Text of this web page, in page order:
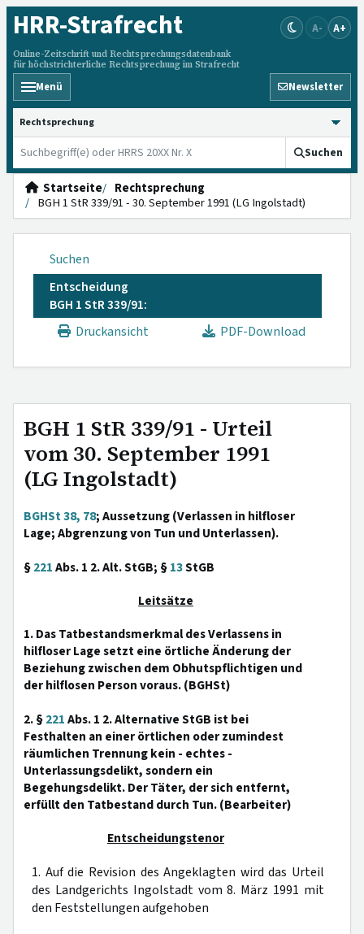
HRR-Strafrecht
Online-Zeitschrift und Rechtsprechungsdatenbank
für höchstrichterliche Rechtsprechung im Strafrecht
A- A+
Menü Newsletter
HRRS durchsuchen
Suchen
Startseite
Rechtsprechung
BGH 1 StR 339/91 - 30. September 1991 (LG Ingolstadt)
Suchen
Entscheidung
BGH 1 StR 339/91:
Druckansicht
PDF-Download
BGH 1 StR 339/91 - Urteil
vom 30. September 1991
(LG Ingolstadt)
BGHSt 38, 78; Aussetzung (Verlassen in hilfloser
Lage; Abgrenzung von Tun und Unterlassen).
§221Abs. 1 2. Alt. StGB; §13StGB
Leitsätze
1. Das Tatbestandsmerkmal des Verlassens in
hilfloser Lage setzt eine örtliche Änderung der
Beziehung zwischen dem Obhutspflichtigen und
der hilflosen Person voraus. (BGHSt)
2. §221Abs. 1 2. Alternative StGB ist bei
Festhalten an einer örtlichen oder zumindest
räumlichen Trennung kein - echtes -
Unterlassungsdelikt, sondern ein
Begehungsdelikt. Der Täter, der sich entfernt,
erfüllt den Tatbestand durch Tun. (Bearbeiter)
Entscheidungstenor
1. Auf die Revision des Angeklagten wird das Urteil
des Landgerichts Ingolstadt vom 8. März 1991 mit
den Feststellungen aufgehoben